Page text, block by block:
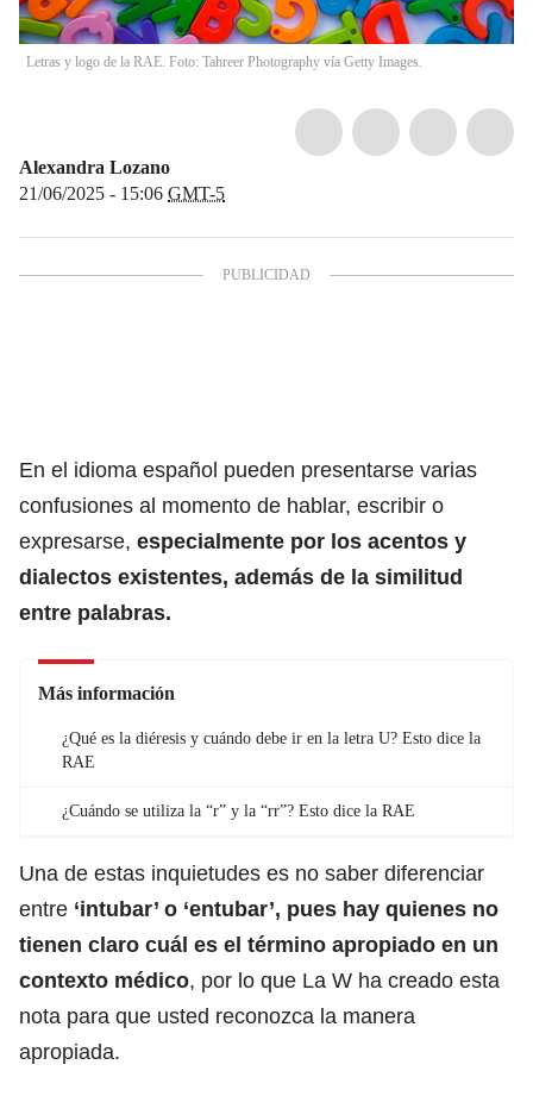
Letras y logo de la RAE. Foto: Tahreer Photography vía Getty Images.
Alexandra Lozano
21/06/2025 - 15:06 GMT-5
En el idioma español pueden presentarse varias
confusiones al momento de hablar, escribir o
expresarse, especialmente por los acentos y
dialectos existentes, además de la similitud
entre palabras.
Más información
¿Qué es la diéresis y cuándo debe ir en la letra U? Esto dice la
RAE
¿Cuándo se utiliza la “r” y la “rr”? Esto dice la RAE
Una de estas inquietudes es no saber diferenciar
entre ‘intubar’ o ‘entubar’, pues hay quienes no
tienen claro cuál es el término apropiado en un
contexto médico, por lo que La W ha creado esta
nota para que usted reconozca la manera
apropiada.